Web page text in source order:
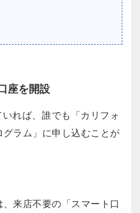
座を開設
れば、誰でも「カリフォ
ラム」に申し込むことが
来店不要の「スマート口